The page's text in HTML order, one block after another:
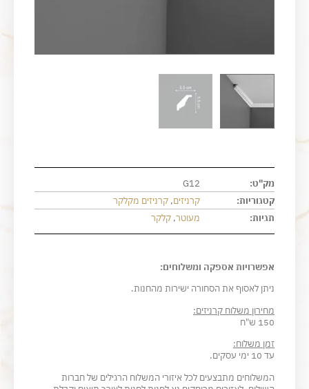
מק"ט:
G12
קטגוריות:
קרניזים, קרניזים מקלקר
תגיות:
מעוטר, קלקר
אפשרויות אספקה ומשלוחים:
ניתן לאסוף את הסחורה ישירות מהחנות.
מחירון משלוח קרניזים:
150 ש"ח
זמן משלוח:
עד 10 ימי עסקים.
המשלוחים מתבצעים לכל איזורי המשלוח הרגילים של חברות